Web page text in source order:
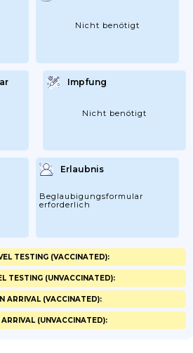
Nicht benötigt
Impfung
Nicht benötigt
Erlaubnis
Beglaubigungsformular
erforderlich
TESTING (VACCINATED):
TESTING (UNVACCINATED):
ARRIVAL (VACCINATED):
(UNVACCINATED):